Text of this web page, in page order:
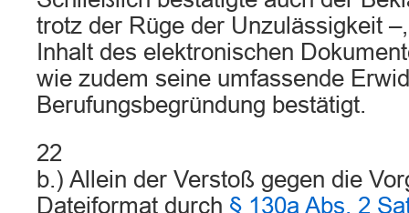
trotz der Rüge der Unzulässigkeit
Inhalt des elektronischen
wie zudem seine umfassende
Berufungsbegründung bestätigt.
22
b.) Allein der Verstoß gegen die
Dateiformat durch § 130a Abs. 2